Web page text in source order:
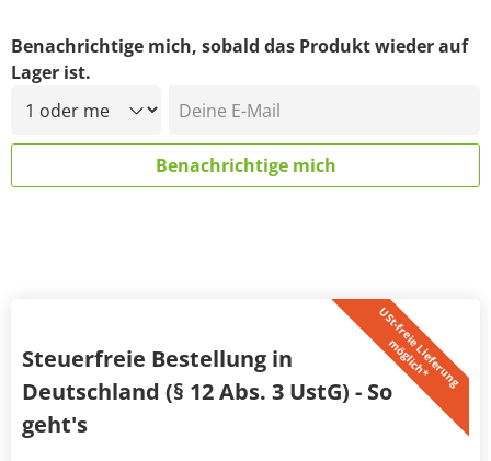
Benachrichtige mich, sobald das Produkt wieder auf
Lager ist.
Deine E-Mail
Benachrichtige mich
U
S
t
-
f
r
e
i
e
L
i
e
f
e
r
u
n
g
m
ö
g
l
i
c
h
*
Steuerfreie Bestellung in
Deutschland (§ 12 Abs. 3 UstG) - So
geht's